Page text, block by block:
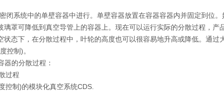
闭系统中的单壁容器中进行。单壁容器放置在容器容器内并固定到位
罩可降低到真空导管上的容器上。现在可以运行实际的分散过程，产
态下，在分散过程中，叶轮的高度也可以很容易地升高或降低。通过
控制)。
器的分散过程：
控制)的模块化真空系统CDS.